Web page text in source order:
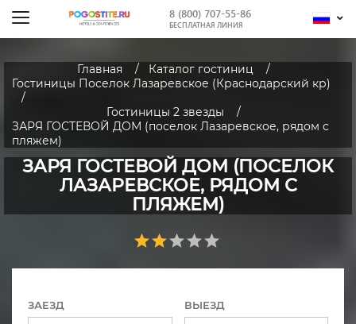
8 (800) 707-55-86
БЕСПЛАТНАЯ ЛИНИЯ
Главная
Каталог гостиниц
Гостиницы Поселок Лазаревское (Краснодарский кр)
Гостиницы 2 звезды
ЗАРЯ ГОСТЕВОЙ ДОМ (поселок Лазаревское, рядом с
пляжем)
ЗАРЯ ГОСТЕВОЙ ДОМ (ПОСЕЛОК
ЛАЗАРЕВСКОЕ, РЯДОМ С
ПЛЯЖЕМ)
ЗАЕЗД ВЫЕЗД